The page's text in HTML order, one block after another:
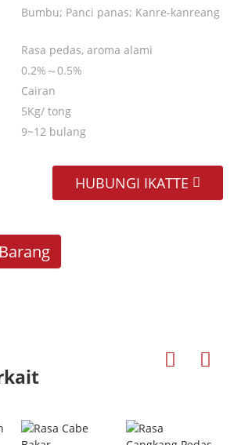
Bumbu; Panci panas; Kanre-kanreang
Rasa pedas, aroma alami
0.2%～0.5%
Cairan
5Kg/ tong
9~12 bulang
HUBUNGI IKATTE